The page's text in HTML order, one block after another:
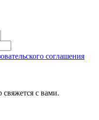
соглашения
с вами.